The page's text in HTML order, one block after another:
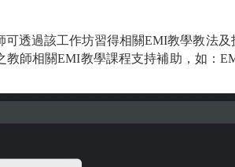
透過該工作坊習得相關EMI教學教法
師相關EMI教學課程支持補助，如：